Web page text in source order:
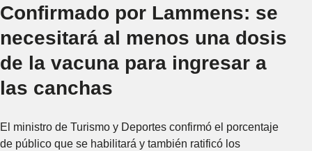
Confirmado por Lammens: se
necesitará al menos una dosis
de la vacuna para ingresar a
las canchas
El ministro de Turismo y Deportes confirmó el porcentaje
de público que se habilitará y también ratificó los